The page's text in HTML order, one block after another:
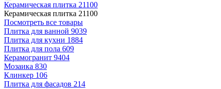
Керамическая плитка 21100
Керамическая плитка 21100
Посмотреть все товары
Плитка для ванной 9039
Плитка для кухни 1884
Плитка для пола 609
Керамогранит 9404
Мозаика 830
Клинкер 106
Плитка для фасадов 214